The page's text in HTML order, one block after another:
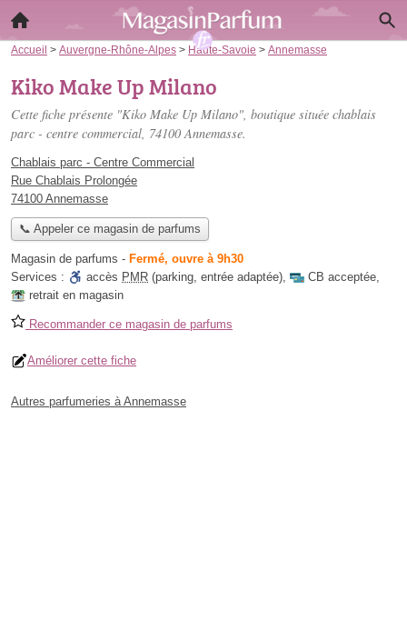
Accueil > Auvergne-Rhône-Alpes > Haute-Savoie > Annemasse
Kiko Make Up Milano
Cette fiche présente "Kiko Make Up Milano", boutique située chablais
parc - centre commercial, 74100 Annemasse.
Chablais parc - Centre Commercial
Rue Chablais Prolongée
74100 Annemasse
📞 Appeler ce magasin de parfums
Magasin de parfums - Fermé, ouvre à 9h30
Services :
accès PMR (parking, entrée adaptée), CB acceptée,
retrait en magasin
Recommander ce magasin de parfums
Améliorer cette fiche
Autres parfumeries à Annemasse